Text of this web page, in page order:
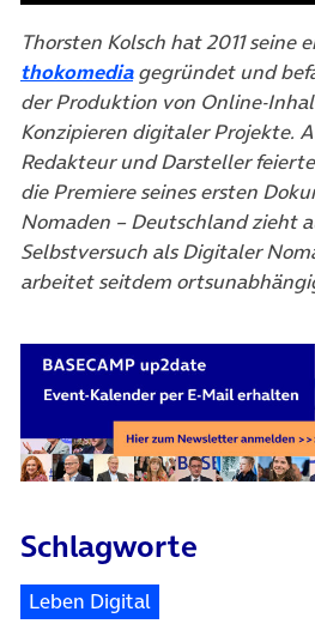
Thorsten Kolsch hat 2011 seine
thokomedia(öffnet in neuem
gegründet und
der Produktion von Online-
Konzipieren digitaler Projekte.
Redakteur und Darsteller
die Premiere seines ersten
Nomaden – Deutschland zieht
Selbstversuch als Digitaler
arbeitet seitdem
Schlagworte
Leben Digital